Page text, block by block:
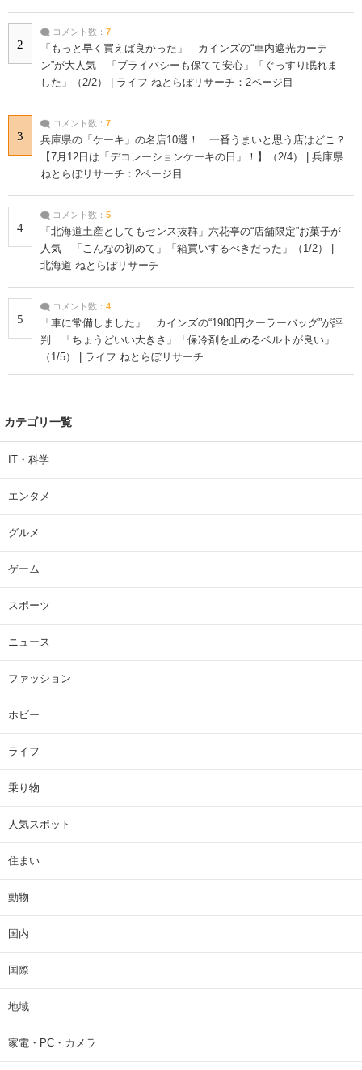
2
コメント数： 7
「もっと早く買えば良かった」 カインズの“車内遮光カーテ
ン”が大人気 「プライバシーも保てて安心」「ぐっすり眠れま
した」（2/2） | ライフ ねとらぼリサーチ：2ページ目
3
コメント数： 7
兵庫県の「ケーキ」の名店10選！ 一番うまいと思う店はどこ？
【7月12日は「デコレーションケーキの日」！】（2/4） | 兵庫県
ねとらぼリサーチ：2ページ目
4
コメント数： 5
「北海道土産としてもセンス抜群」六花亭の“店舗限定”お菓子が
人気 「こんなの初めて」「箱買いするべきだった」（1/2） |
北海道 ねとらぼリサーチ
5
コメント数： 4
「車に常備しました」 カインズの“1980円クーラーバッグ”が評
判 「ちょうどいい大きさ」「保冷剤を止めるベルトが良い」
（1/5） | ライフ ねとらぼリサーチ
カテゴリ一覧
IT・科学
エンタメ
グルメ
ゲーム
スポーツ
ニュース
ファッション
ホビー
ライフ
乗り物
人気スポット
住まい
動物
国内
国際
地域
家電・PC・カメラ